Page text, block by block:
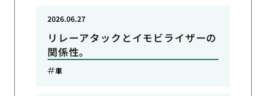
リレーアタックとイモビライザーの
関係性。
2026.06.27
車